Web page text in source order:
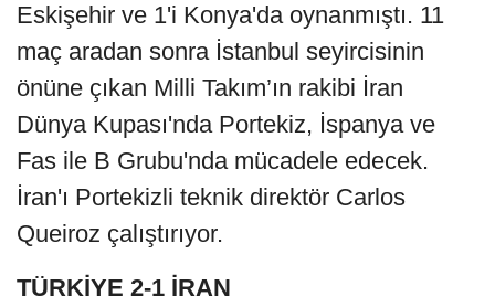
Eskişehir ve 1'i Konya'da oynanmıştı. 11
maç aradan sonra İstanbul seyircisinin
önüne çıkan Milli Takım’ın rakibi İran
Dünya Kupası'nda Portekiz, İspanya ve
Fas ile B Grubu'nda mücadele edecek.
İran'ı Portekizli teknik direktör Carlos
Queiroz çalıştırıyor.
TÜRKİYE 2-1 İRAN